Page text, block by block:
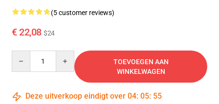
(5 customer reviews)
€ 22,08 $24
TOEVOEGEN AAN
WINKELWAGEN
Deze uitverkoop eindigt over 04: 05: 55